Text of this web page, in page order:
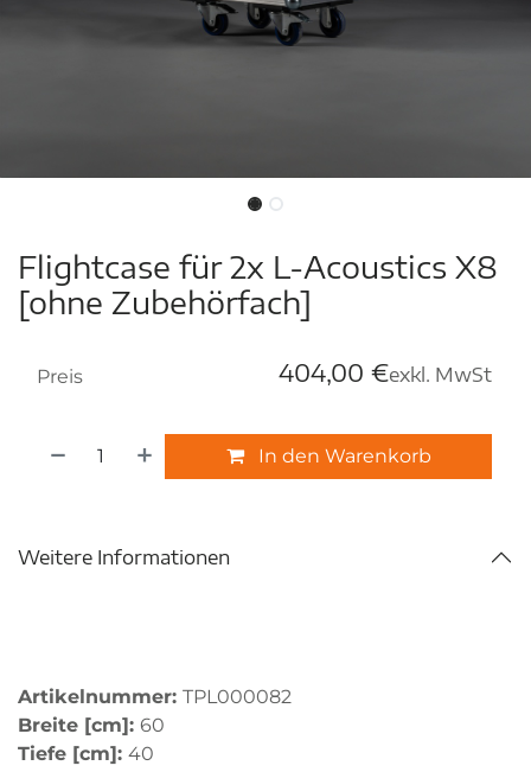
Flightcase für 2x L-Acoustics X8
[ohne Zubehörfach]
In den Warenkorb
Preis 404,00 €exkl. MwSt
Weitere Informationen
Artikelnummer: TPL000082
Breite [cm]: 60
Tiefe [cm]: 40